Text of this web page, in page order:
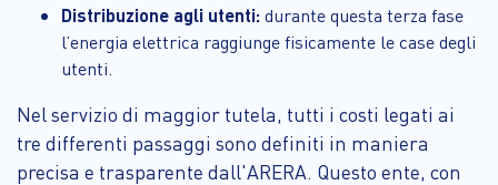
Distribuzione agli utenti: durante questa terza fase
l’energia elettrica raggiunge fisicamente le case degli
utenti.
Nel servizio di maggior tutela, tutti i costi legati ai
tre differenti passaggi sono definiti in maniera
precisa e trasparente dall'ARERA. Questo ente, con